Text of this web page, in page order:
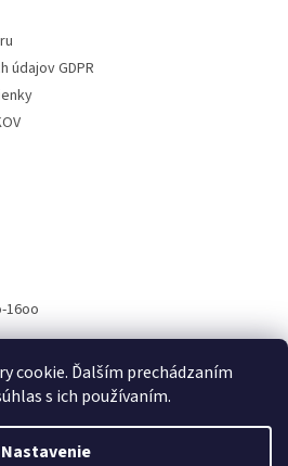
cookie. Ďalším prechádzaním
s ich používaním.
Nastavenie
údajov GDPR
16oo